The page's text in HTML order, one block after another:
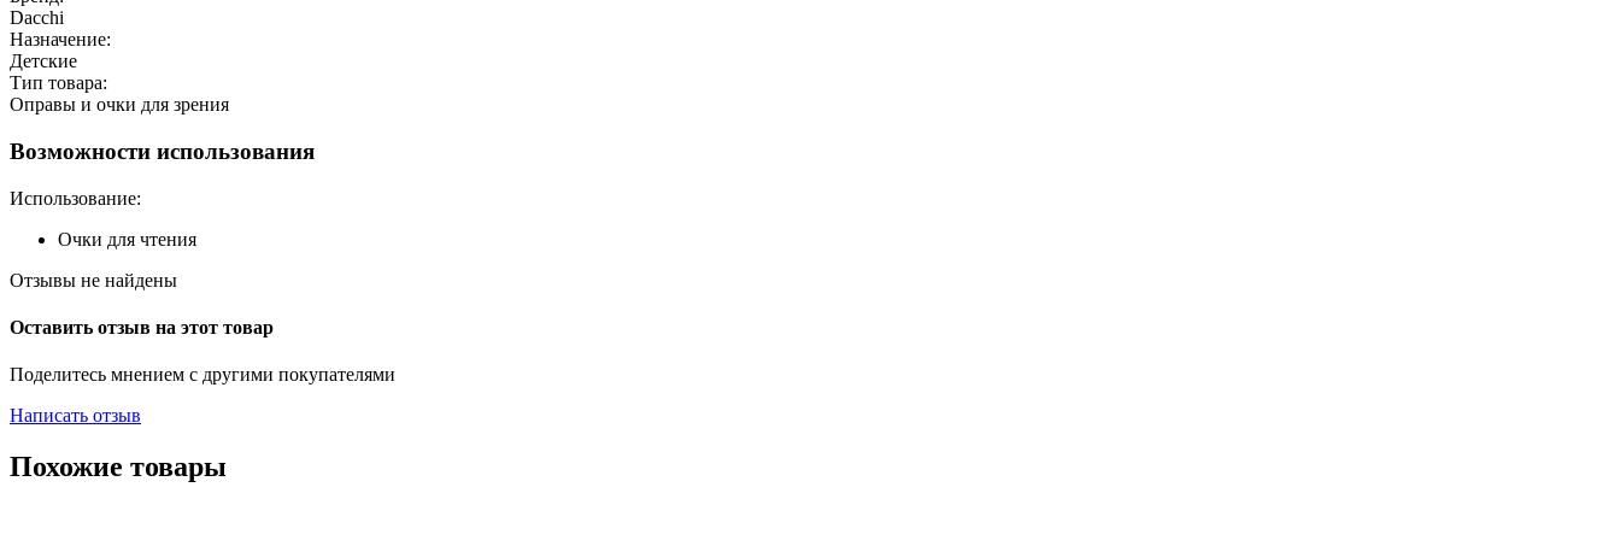
Dacchi
Назначение:
Детские
Тип товара:
Оправы и очки для зрения
Возможности использования
Использование:
Очки для чтения
Отзывы не найдены
Оставить отзыв на этот товар
Поделитесь мнением с другими покупателями
Написать отзыв
Похожие товары